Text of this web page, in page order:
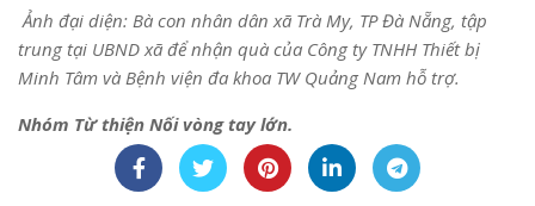
Ảnh đại diện: Bà con nhân dân xã Trà My, TP Đà Nẵng, tập
trung tại UBND xã để nhận quà của Công ty TNHH Thiết bị
Minh Tâm và Bệnh viện đa khoa TW Quảng Nam hỗ trợ.
Nhóm Từ thiện Nối vòng tay lớn.